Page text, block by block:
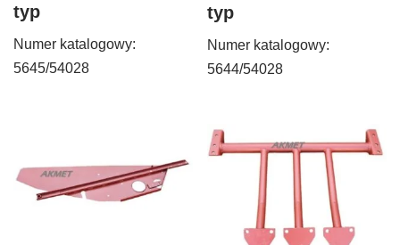
typ
Numer katalogowy:
5645/54028
typ
Numer katalogowy:
5644/54028